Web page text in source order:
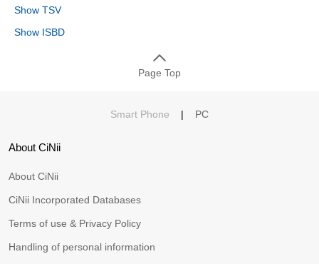
Show TSV
Show ISBD
Page Top
Smart Phone | PC
About CiNii
About CiNii
CiNii Incorporated Databases
Terms of use & Privacy Policy
Handling of personal information